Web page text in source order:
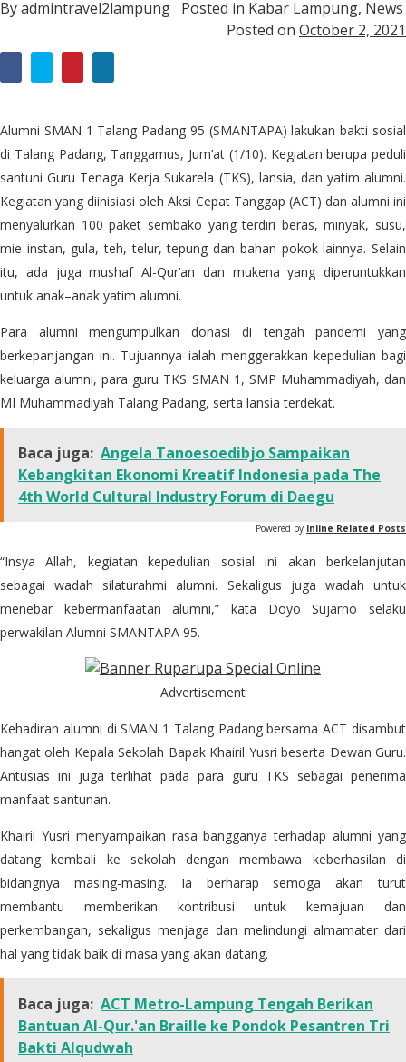
Byadmintravel2lampung Posted in Kabar Lampung, News
Posted on October 2, 2021
Alumni SMAN 1 Talang Padang 95 (SMANTAPA) lakukan bakti sosial
di Talang Padang, Tanggamus, Jum’at (1/10). Kegiatan berupa peduli
santuni Guru Tenaga Kerja Sukarela (TKS), lansia, dan yatim alumni.
Kegiatan yang diinisiasi oleh Aksi Cepat Tanggap (ACT) dan alumni ini
menyalurkan 100 paket sembako yang terdiri beras, minyak, susu,
mie instan, gula, teh, telur, tepung dan bahan pokok lainnya. Selain
itu, ada juga mushaf Al-Qur’an dan mukena yang diperuntukkan
untuk anak–anak yatim alumni.
Para alumni mengumpulkan donasi di tengah pandemi yang
berkepanjangan ini. Tujuannya ialah menggerakkan kepedulian bagi
keluarga alumni, para guru TKS SMAN 1, SMP Muhammadiyah, dan
MI Muhammadiyah Talang Padang, serta lansia terdekat.
Baca juga: Angela Tanoesoedibjo Sampaikan
Kebangkitan Ekonomi Kreatif Indonesia pada The
4th World Cultural Industry Forum di Daegu
Powered by Inline Related Posts
“Insya Allah, kegiatan kepedulian sosial ini akan berkelanjutan
sebagai wadah silaturahmi alumni. Sekaligus juga wadah untuk
menebar kebermanfaatan alumni,” kata Doyo Sujarno selaku
perwakilan Alumni SMANTAPA 95.
Advertisement
Kehadiran alumni di SMAN 1 Talang Padang bersama ACT disambut
hangat oleh Kepala Sekolah Bapak Khairil Yusri beserta Dewan Guru.
Antusias ini juga terlihat pada para guru TKS sebagai penerima
manfaat santunan.
Khairil Yusri menyampaikan rasa bangganya terhadap alumni yang
datang kembali ke sekolah dengan membawa keberhasilan di
bidangnya masing-masing. Ia berharap semoga akan turut
membantu memberikan kontribusi untuk kemajuan dan
perkembangan, sekaligus menjaga dan melindungi almamater dari
hal yang tidak baik di masa yang akan datang.
Baca juga: ACT Metro-Lampung Tengah Berikan
Bantuan Al-Qur.'an Braille ke Pondok Pesantren Tri
Bakti Alqudwah